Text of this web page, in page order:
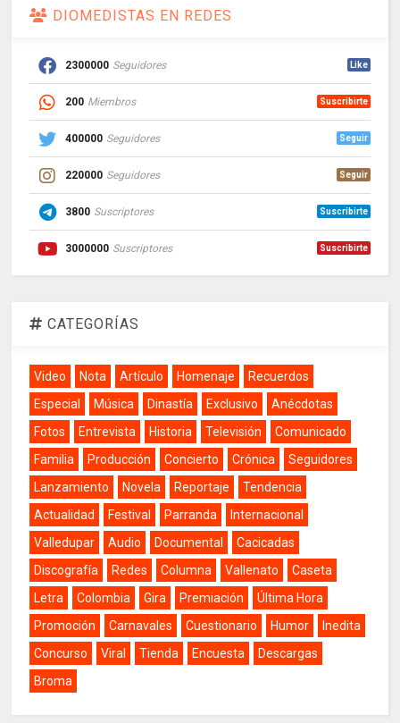
DIOMEDISTAS EN REDES
2300000 Seguidores Like
200 Miembros Suscribirte
400000 Seguidores Seguir
220000 Seguidores Seguir
3800 Suscriptores Suscribirte
3000000 Suscriptores Suscribirte
CATEGORÍAS
Video Nota Artículo Homenaje
Recuerdos
Especial
Música Dinastía Exclusivo
Anécdotas
Fotos
Entrevista Historia Televisión
Comunicado
Familia
Producción Concierto Crónica
Seguidores
Lanzamiento
Novela Reportaje
Tendencia
Actualidad
Festival Parranda
Internacional
Valledupar
Audio Documental
Cacicadas
Discografía
Redes Columna Vallenato
Caseta
Letra
Colombia Gira Premiación
Última Hora
Promoción
Carnavales Cuestionario Humor
Inedita
Concurso
Viral Tienda Encuesta
Descargas
Broma